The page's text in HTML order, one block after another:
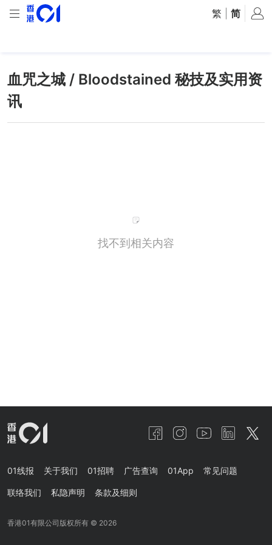
繁 简
血咒之城 / Bloodstained 秘技及实用资
讯
找不到相关内容
01线报 关于我们 01招聘 广告查询 01App 常见问题
联络我们 私隐声明 条款及细则
香港01有限公司版权所有 © 2026